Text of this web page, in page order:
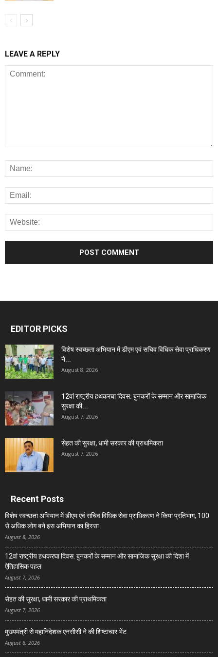
LEAVE A REPLY
EDITOR PICKS
विशेष स्वच्छता अभियान में डीएम एवं सचिव विधिक सेवा प्राधिकरण
ने...
August 8, 2026
12वां राष्ट्रीय हथकरघा दिवस: बुनकरों के सम्मान और सामाजिक
सुरक्षा की...
August 7, 2026
सेहत की सुरक्षा, धामी सरकार की प्राथमिकता
August 7, 2026
Recent Posts
विशेष स्वच्छता अभियान में डीएम एवं सचिव विधिक सेवा प्राधिकरण ने किया प्रतिभाग, 100
से अधिक लोग बने इस अभियान का हिस्सा
August 8, 2026
12वां राष्ट्रीय हथकरघा दिवस: बुनकरों के सम्मान और सामाजिक सुरक्षा की दिशा में
ऐतिहासिक पहल
August 7, 2026
सेहत की सुरक्षा, धामी सरकार की प्राथमिकता
August 7, 2026
मुख्यमंत्री से महानिदेशक एनसीसी ने की शिष्टाचार भेंट
August 6, 2026